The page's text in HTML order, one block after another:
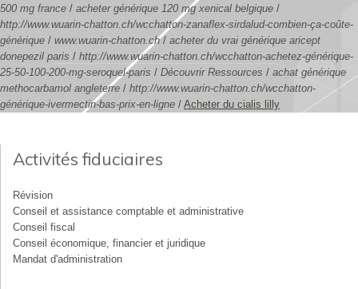
500 mg france / acheter générique 120 mg xenical belgique /
http://www.wuarin-chatton.ch/wcchatton-zanaflex-sirdalud-combien-ça-coûte-
générique / www.wuarin-chatton.ch/ acheter du vrai générique aricept
donepezil paris / http://www.wuarin-chatton.ch/wcchatton-achetez-générique-
25-50-100-200-mg-seroquel-paris / Découvrir Ressources / achat générique
methocarbamol angleterre / http://www.wuarin-chatton.ch/wcchatton-
générique-ivermectin-bas-prix-en-ligne / Acheter du cialis lilly
Activités fiduciaires
Révision
Conseil et assistance comptable et administrative
Conseil fiscal
Conseil économique, financier et juridique
Mandat d'administration